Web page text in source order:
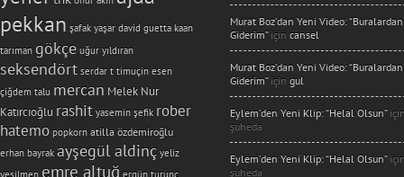
pekkan şafak yaşar david guetta kaan
tarıman gökçe uğur yıldıran
seksendört serdar t timuçin esen
çiğdem talu mercan Melek Nur
Katırcıoğlu rashit yasemin şefik rober
hatemo popkorn atilla özdemiroğlu
erhan bayrak ayşegül aldinç yeliz
yeşilmen emre altuğ ergün turunç
Murat Boz’dan Yeni Video: “Buralardan
Giderim”için cansel
Murat Boz’dan Yeni Video: “Buralardan
Giderim”için gul
Eylem’den Yeni Klip: “Helal Olsun”
şuheda
Eylem’den Yeni Klip: “Helal Olsun”
şuheda